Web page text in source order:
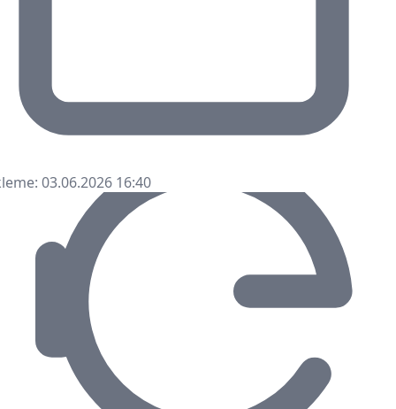
03.06.2026 16:40